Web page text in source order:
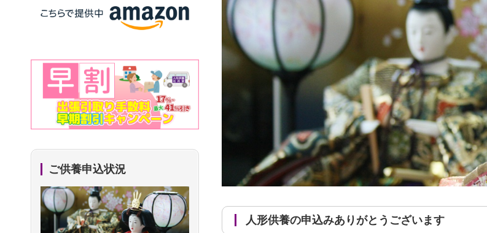
人形供養の申込みありがとうございます
ご供養申込状況